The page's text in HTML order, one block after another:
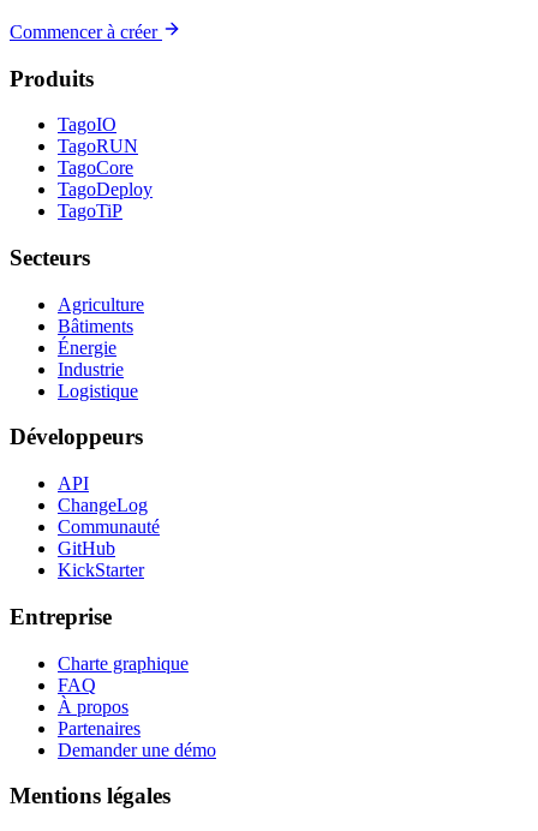
Commencer à créer
Produits
TagoIO
TagoRUN
TagoCore
TagoDeploy
TagoTiP
Secteurs
Agriculture
Bâtiments
Énergie
Industrie
Logistique
Développeurs
API
ChangeLog
Communauté
GitHub
KickStarter
Entreprise
Charte graphique
FAQ
À propos
Partenaires
Demander une démo
Mentions légales